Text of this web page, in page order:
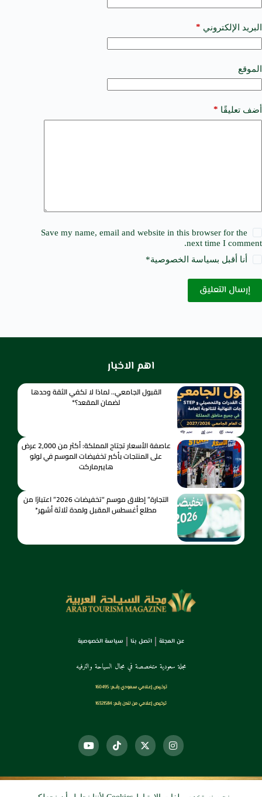
البريد الإلكتروني *
الموقع
أضف تعليقًا *
Save my name, email and website in this browser for the
next time I comment.
أنا أقبل بسياسة الخصوصية*
إرسال التعليق
a
t
i
e
:
اهم الاخبار
القبول الجامعي.. لماذا لا تكفي الثقة وحدها
لضمان المقعد؟*
عاصفة الأسعار تجتاح المملكة: أكثر من 2,000 عرض
على المنتجات بأكبر تخفيضات الموسم في لولو
هايبرماركت
التجارة” إطلاق موسم “تخفيضات 2026” اعتبارًا من
مطلع أغسطس المقبل ولمدة ثلاثة أشهر*
عن المجلة اتصل بنا سياسة الخصوصية
مجلة سعودية متخصصة في مجال السياحة والترفيه
ترخـيص إعـلامي سـعودي رقــم: 160495
ترخيص إعلامي من لندن رقم: 16321584